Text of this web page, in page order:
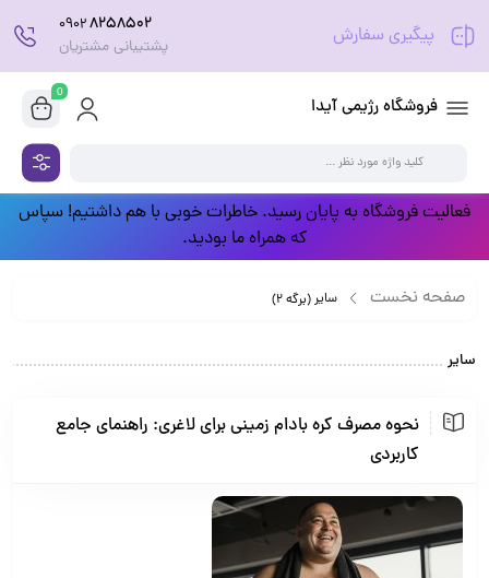
پیگیری سفارش 8258502
0902
پشتیبانی مشتریان
فروشگاه رژیمی آیدا
0
فعالیت فروشگاه به پایان رسید. خاطرات خوبی با هم داشتیم! سپاس
که همراه ما بودید.
صفحه نخست سایر (برگه 2)
سایر
نحوه مصرف کره بادام زمینی برای لاغری: راهنمای جامع
کاربردی